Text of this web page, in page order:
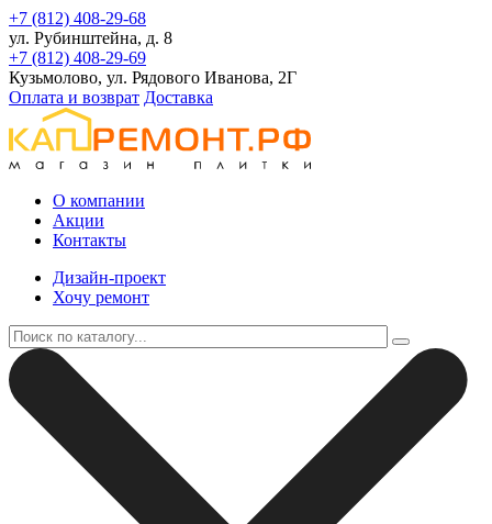
+7 (812) 408-29-68
ул. Рубинштейна, д. 8
+7 (812) 408-29-69
Кузьмолово, ул. Рядового Иванова, 2Г
Оплата и возврат Доставка
О компании
Акции
Контакты
Дизайн-проект
Хочу ремонт